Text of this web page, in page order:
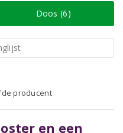
Doos (6)
producent
en een